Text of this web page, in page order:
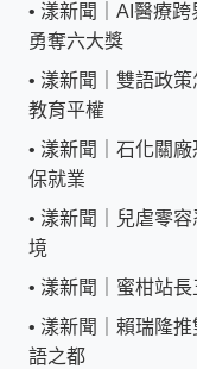
• 漾新聞｜AI醫療
勇奪六大獎
• 漾新聞｜雙語政
教育平權
• 漾新聞｜石化關
保就業
• 漾新聞｜兒虐零
境
• 漾新聞｜蜜柑站
• 漾新聞｜賴瑞隆
語之都